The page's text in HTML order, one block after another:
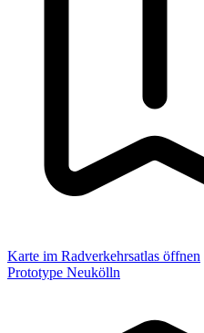
Karte im Radverkehrsatlas öffnen
Prototype Neukölln